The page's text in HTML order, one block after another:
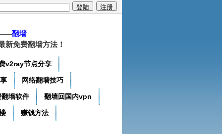
翻墙
新免费翻墙方法！
v2ray节点分享
网络翻墙技巧
翻墙软件 翻墙回国内vpn
赚钱方法